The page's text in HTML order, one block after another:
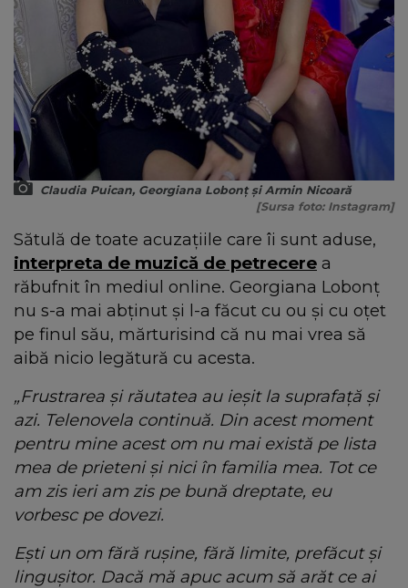
Claudia Puican, Georgiana Lobonț și Armin Nicoară
[Sursa foto: Instagram]
Sătulă de toate acuzațiile care îi sunt aduse,
interpreta de muzică de petrecere a
răbufnit în mediul online. Georgiana Lobonț
nu s-a mai abținut și l-a făcut cu ou și cu oțet
pe finul său, mărturisind că nu mai vrea să
aibă nicio legătură cu acesta.
„Frustrarea şi răutatea au ieşit la suprafață și
azi. Telenovela continuă. Din acest moment
pentru mine acest om nu mai există pe lista
mea de prieteni și nici în familia mea. Tot ce
am zis ieri am zis pe bună dreptate, eu
vorbesc pe dovezi.
Ești un om fără ruşine, fără limite, prefăcut și
lingușitor. Dacă mă apuc acum să arăt ce ai